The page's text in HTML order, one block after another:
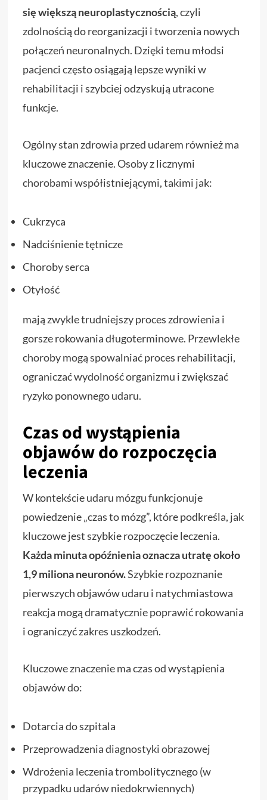
się większą neuroplastycznością, czyli
zdolnością do reorganizacji i tworzenia nowych
połączeń neuronalnych. Dzięki temu młodsi
pacjenci często osiągają lepsze wyniki w
rehabilitacji i szybciej odzyskują utracone
funkcje.
Ogólny stan zdrowia przed udarem również ma
kluczowe znaczenie. Osoby z licznymi
chorobami współistniejącymi, takimi jak:
Cukrzyca
Nadciśnienie tętnicze
Choroby serca
Otyłość
mają zwykle trudniejszy proces zdrowienia i
gorsze rokowania długoterminowe. Przewlekłe
choroby mogą spowalniać proces rehabilitacji,
ograniczać wydolność organizmu i zwiększać
ryzyko ponownego udaru.
Czas od wystąpienia
objawów do rozpoczęcia
leczenia
W kontekście udaru mózgu funkcjonuje
powiedzenie „czas to mózg”, które podkreśla, jak
kluczowe jest szybkie rozpoczęcie leczenia.
Każda minuta opóźnienia oznacza utratę około
1,9 miliona neuronów.Szybkie rozpoznanie
pierwszych objawów udaru i natychmiastowa
reakcja mogą dramatycznie poprawić rokowania
i ograniczyć zakres uszkodzeń.
Kluczowe znaczenie ma czas od wystąpienia
objawów do:
Dotarcia do szpitala
Przeprowadzenia diagnostyki obrazowej
Wdrożenia leczenia trombolitycznego (w
przypadku udarów niedokrwiennych)